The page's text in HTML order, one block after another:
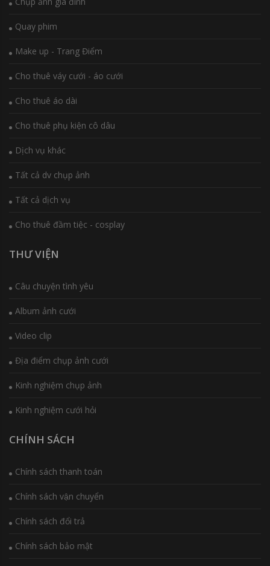
Quay phim
Make up - Trang Điểm
Cho thuê váy cưới - áo cưới
Cho thuê áo dài
Cho thuê phụ kiện cô dâu
Dịch vụ khác
Tất cả dv chụp ảnh
Tất cả dịch vụ
Cho thuê đầm tiệc - cosplay
THƯ VIỆN
Câu chuyện tình yêu
Album ảnh cưới
Video clip
Địa điểm chụp ảnh cưới
Kinh nghiệm chụp ảnh
Kinh nghiệm cưới hỏi
CHÍNH SÁCH
Chính sách thanh toán
Chính sách vận chuyển
Chính sách đổi trả
Chính sách bảo mật